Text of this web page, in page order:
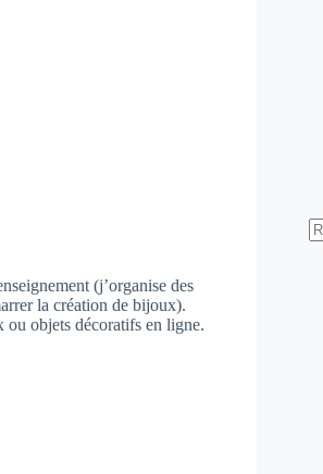
(j’organise des
la création de bijoux).
ou objets décoratifs en ligne.